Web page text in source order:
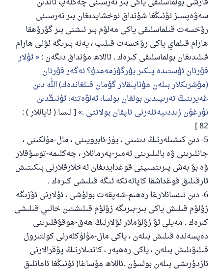
سەۋەپسىز ئۇنىڭغا شۇنداق ئوخشايدىغان بىر نەرسىنى
رۇخسەت قىلماسلىقى ياكى مەلۇم بىر ئىشنى بىر گۇرۇھقا
ھارام قىلماي ياكى رۇخسەت قىلىپ ، يەنە بىرىگە ئۇنى ھارام
قىلىدىغان بولماسلىقى كىرەك . ئاللاھ مۇنداق دىگەن : ﺋﯘﻻﺭ
ﻗﯘﺭﺋﺎﻥ ﺋﯜﺳﺘﯩﺪﻩ ﭘﯩﻜﯩﺮ ﻳﯜﺭﮔﯜﺯﻣﻪﻣﺪﯗ؟ ﺋﻪﮔﻪﺭ ﻗﯘﺭﺋﺎﻥ
(ﻣﯘﺷﺮﯨﻜﻼﺭ ﺑﯩﻠﻪﻥ ﻣﯘﻧﺎﭘﯩﻘﻼﺭ ﮔﯘﻣﺎﻥ ﻗﯩﻠﻐﺎﻧﺪﻩﻙ) ﺍﻟﻠﻪ ﺩﯨﻦ
ﻏﻪﻳﺮﯨﻨﯩﯔ ﺗﻪﺭﯨﭙﯩﺪﯨﻦ ﺑﻮﻟﻐﺎﻥ ﺑﻮﻟﺴﺎ، ﺋﻪﻟﯟﻩﺗﺘﻪ، ﺋﯘﻧﯩﯖﺪﯨﻦ
ﻧﯘﺭﻏﯘﻥ ﺯﯨﺪﺩﯨﻴﻪﺗﻠﻪﺭﻧﻰ ﺗﺎﭘﻘﺎﻥ ﺑﻮﻻﺗﺘﻰ . [ نىسا ( ئاياللار ) :
82 ]
5- دىن كىشىلەرنىڭ دىنىنى ، يۈز-ئابرويىنى ، مال-مۈلكىنى ،
جانلىرىنى ۋە بالىلىرىنى ئەمىر-پەرمانلار ، چەكلىمە-توسۇقلار
ۋە بۇ بەش پىرىنسىپنى قوغدايدىغان ئەخلارقلارنى بىكىتىش
ئارقىلىق قوغداشقا كاپالەتكە ئىگە قىلىشى كىرەك .
6- دىن ئىنسانلارغا رەھىم-شەپقەت بولۇشى ، ئۇلارنى ئۆزىگە
زۇلۇم قىلىش ياكى بىر-بىرىگە زۇلۇم قىلىشتىن خالىي قىلىشى
كىرەك . مەيلى ئۇ زۇلۇملار ئۇلارنىڭ ھەق-ھوقۇقلىرىنى
دەپسەندە قىلىش بىلەن ، ياكى مال-مۈلۈكلەرنى كونتىرول
قىلىۋىلىش بىلەن ، ياكى رەھبەر ، كاتتىلارنىڭ پۇقرالارنى
ئازدۇرىشى بىلەن بولسۇن .ئاللاھ مۇساغا( ئۇنىڭغا ئامانلىق
110845 - نومۇرلۇق سوئالنىڭ جاۋابى
ئائىلىنى ساقلاپ قالدى
ئۇممەتكە جاۋاپ بېرىشىمىزگە ياردەم قىلىڭ
ياخشىلىققا باشلارپ قويغان كىشى قىلغۇچىغا
ئوخشاش ساۋاپقا ئېرىشىدۇ
مۇسلىم رىۋايەت قىلغان (1893) ھەدىس
ئىئائە